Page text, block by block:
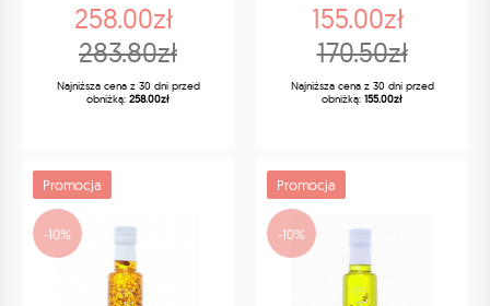
258.00zł
283.80zł
Najniższa cena z 30 dni przed
obniżką: 258.00zł
155.00zł
170.50zł
Najniższa cena z 30 dni przed
obniżką: 155.00zł
Promocja
-10%
Promocja
-10%